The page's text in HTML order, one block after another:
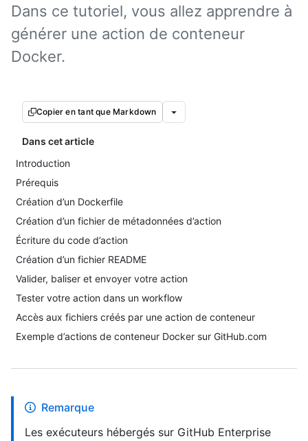
Dans ce tutoriel, vous allez apprendre à
générer une action de conteneur
Docker.
Copier en tant que Markdown
Dans cet article
Introduction
Prérequis
Création d’un Dockerfile
Création d’un fichier de métadonnées d’action
Écriture du code d’action
Création d’un fichier README
Valider, baliser et envoyer votre action
Tester votre action dans un workflow
Accès aux fichiers créés par une action de conteneur
Exemple d’actions de conteneur Docker sur GitHub.com
Remarque
Les exécuteurs hébergés sur GitHub Enterprise